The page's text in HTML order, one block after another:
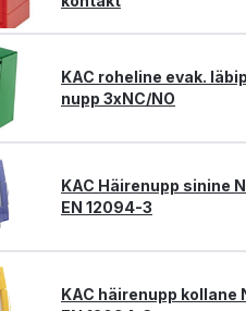
KAC roheline evak.
nupp 3xNC/NO
KAC Häirenupp sinine
EN 12094-3
KAC häirenupp kollane